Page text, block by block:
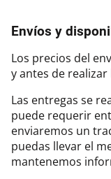
Envíos y
Los precios del
y antes de
Las entregas se
puede requerir
enviaremos un
puedas llevar el
mantenemos